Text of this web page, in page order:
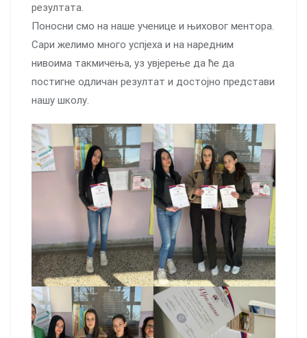
резултата.
Поносни смо на наше ученице и њиховог ментора.
Сари желимо много успјеха и на наредним
нивоима такмичења, уз увјерење да ће да
постигне одличан резултат и достојно представи
нашу школу.